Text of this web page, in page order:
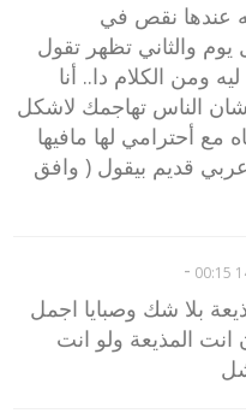
عندها نقص في
والثاني تظهر تقول
ومن الكلام دا.. أنا
الناس تهاجمك لاشكل
مع أحترامي لها مافيها
قديم بيقول ( وافق
-
بلا شك وصبايا اجمل
المذيعة ولو انت